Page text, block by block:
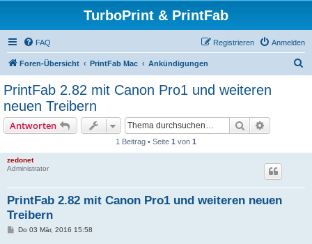
TurboPrint & PrintFab
FAQ Anmelden
Registrieren
Foren-Übersicht PrintFab Mac Ankündigungen
PrintFab 2.82 mit Canon Pro1 und weiteren
neuen Treibern
Antworten Suche
1 Beitrag • Seite 1 von 1
zedonet
Administrator
PrintFab 2.82 mit Canon Pro1 und weiteren neuen
Treibern
BDo 03 Mär, 2016 15:58